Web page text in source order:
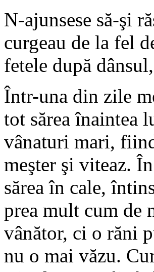
N-ajunsese să-şi
curgeau de la fel
fetele după
Într-una din zile
tot sărea înaintea
vânaturi mari,
meşter şi viteaz.
sărea în cale,
prea mult cum de
vânător, ci o răni
nu o mai văzu.